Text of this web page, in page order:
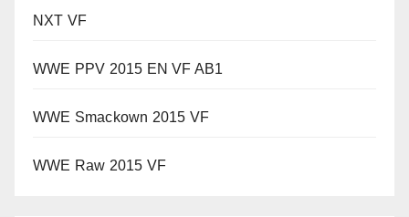
NXT VF
WWE PPV 2015 EN VF AB1
WWE Smackown 2015 VF
WWE Raw 2015 VF